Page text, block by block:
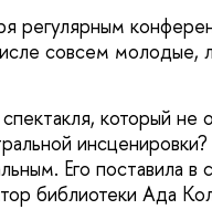
регулярным
совсем молодые,
который не
Его поставила
библиотеки Ада